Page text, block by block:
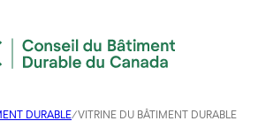
DURABLE/VITRINE DU BÂTIMENT DURABLE